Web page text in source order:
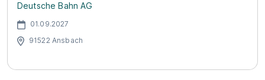
Deutsche Bahn AG
01.09.2027
91522 Ansbach